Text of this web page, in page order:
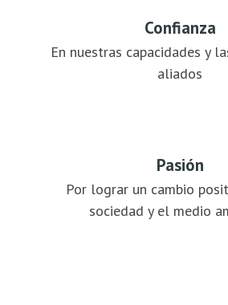
Confianza
En nuestras capacidades y
aliados
Pasión
‍Por lograr un cambio
sociedad y el medio